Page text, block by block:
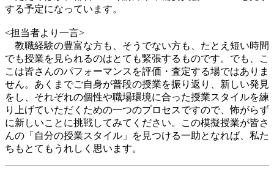
する予定になっています。
<担当者より一言>
教職経験の豊富な方も、そうでない方も、たとえ短い時間
でも授業を見られるのはとても緊張するものです。でも、こ
こは皆さんのパフォーマンスを評価・査定する場ではありま
せん。あくまでご自身が普段の授業を振り返り、新しい発見
をし、それぞれの個性や職場環境に合った授業スタイルを練
り上げていただくための一つのプロセスですので、怖がらず
に新しいことに挑戦してみてください。この模擬授業が皆さ
んの「自分の授業スタイル」を見つける一助となれば、私た
ちもとてもうれしく思います。